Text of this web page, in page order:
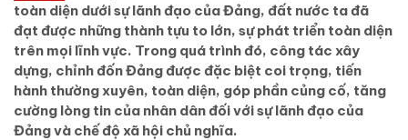
toàn diện dưới sự lãnh đạo của Đảng, đất nước ta đã
đạt được những thành tựu to lớn, sự phát triển toàn diện
trên mọi lĩnh vực. Trong quá trình đó, công tác xây
dựng, chỉnh đốn Đảng được đặc biệt coi trọng, tiến
hành thường xuyên, toàn diện, góp phần củng cố, tăng
cường lòng tin của nhân dân đối với sự lãnh đạo của
Đảng và chế độ xã hội chủ nghĩa.